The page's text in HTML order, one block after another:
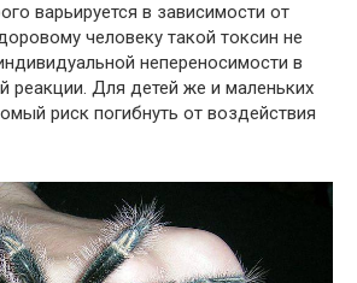
варьируется в зависимости от
человеку такой токсин не
непереносимости в
реакции. Для детей же и маленьких
риск погибнуть от воздействия